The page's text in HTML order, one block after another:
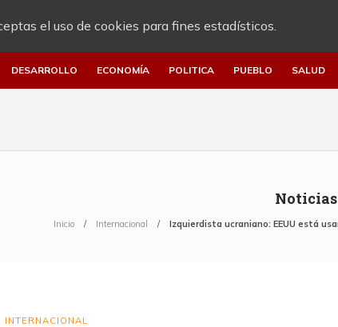
el uso de cookies para fines estadísticos.
DESARROLLO ECONOMÍA POLITICA PUEBLO SALUD
Noticias
Inicio Internacional Izquierdista ucraniano: EEUU está
INTERNACIONAL